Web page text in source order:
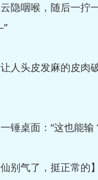
隐咽喉，随后一
头皮发麻的皮肉破
桌面：“这也能输
气了，挺正常的】